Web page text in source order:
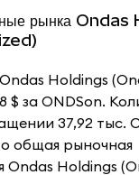
рынка
Holdings
$ за ONDSon.
37,92 тыс.
общая рыночная
Ondas Holdings